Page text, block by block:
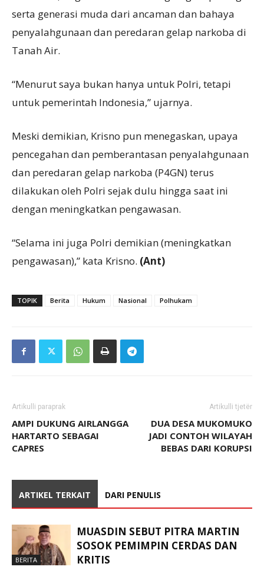
serta generasi muda dari ancaman dan bahaya
penyalahgunaan dan peredaran gelap narkoba di
Tanah Air.
“Menurut saya bukan hanya untuk Polri, tetapi
untuk pemerintah Indonesia,” ujarnya.
Meski demikian, Krisno pun menegaskan, upaya
pencegahan dan pemberantasan penyalahgunaan
dan peredaran gelap narkoba (P4GN) terus
dilakukan oleh Polri sejak dulu hingga saat ini
dengan meningkatkan pengawasan.
“Selama ini juga Polri demikian (meningkatkan
pengawasan),” kata Krisno. (Ant)
TOPIK Berita Hukum Nasional Polhukam
Artikulli paraprak
AMPI DUKUNG AIRLANGGA
HARTARTO SEBAGAI
CAPRES
Artikulli tjetër
DUA DESA MUKOMUKO
JADI CONTOH WILAYAH
BEBAS DARI KORUPSI
ARTIKEL TERKAIT DARI PENULIS
BERITA
MUASDIN SEBUT PITRA MARTIN
SOSOK PEMIMPIN CERDAS DAN
KRITIS